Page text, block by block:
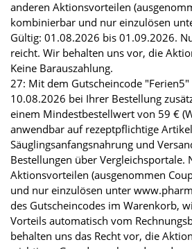
anderen Aktionsvorteilen
kombinierbar und nur einzulösen
Gültig: 01.08.2026 bis 01.09.2026.
reicht. Wir behalten uns vor, die
Keine Barauszahlung.
27: Mit dem Gutscheincode
10.08.2026 bei Ihrer Bestellung
einem Mindestbestellwert von 59 €
anwendbar auf rezeptpflichtige
Säuglingsanfangsnahrung und
Bestellungen über Vergleichsportale.
Aktionsvorteilen (ausgenommen
und nur einzulösen unter
des Gutscheincodes im Warenkorb,
Vorteils automatisch vom
behalten uns das Recht vor, die